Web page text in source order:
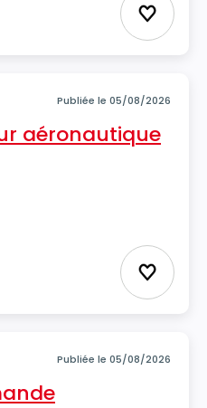
Ajouter
Publiée le 05/08/2026
aéronautique
Ajouter
Publiée le 05/08/2026